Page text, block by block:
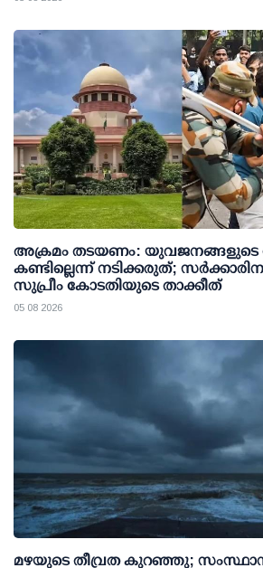
അക്രമം തടയണം: യുവജനങ്ങളുടെ
കണ്ടില്ലെന്ന് നടിക്കരുത്;
സുപ്രീം കോടതിയുടെ താക്കീത്
05 08 2026
മഴയുടെ തീവ്രത കുറഞ്ഞു;